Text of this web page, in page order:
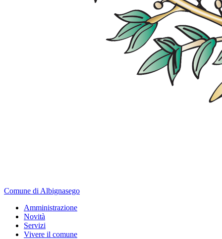
Comune di Albignasego
Amministrazione
Novità
Servizi
Vivere il comune